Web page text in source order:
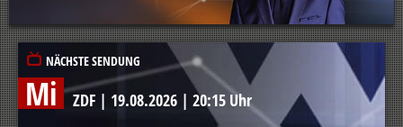
NÄCHSTE SENDUNG
Mi ZDF | 19.08.2026 | 20:15 Uhr